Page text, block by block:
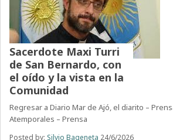
Sacerdote Maxi Turri
de San Bernardo, con
el oído y la vista en la
Comunidad
Regresar a Diario Mar de Ajó, el diarito –
Atemporales – Prensa
Posted by: Silvio Bageneta 24/6/2026